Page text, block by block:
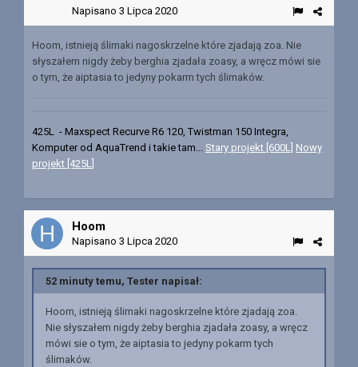
Napisano 3 Lipca 2020
Hoom, istnieją ślimaki nagoskrzelne które zjadają zoa. Nie
słyszałem nigdy żeby berghia zjadała zoasy, a wręcz mówi sie
o tym, że aiptasia to jedyny pokarm tych ślimaków.
425L - Maxspect Recurve R6 120, Twistman 150 Integra,
Komputer od AquaTrend i takie tam... Stary projekt [600L] Nowy
projekt [425L
Hoom
Napisano 3 Lipca 2020
52 minuty temu, Tester napisał:
Hoom, istnieją ślimaki nagoskrzelne które zjadają zoa.
Nie słyszałem nigdy żeby berghia zjadała zoasy, a wręcz
mówi sie o tym, że aiptasia to jedyny pokarm tych
ślimaków.